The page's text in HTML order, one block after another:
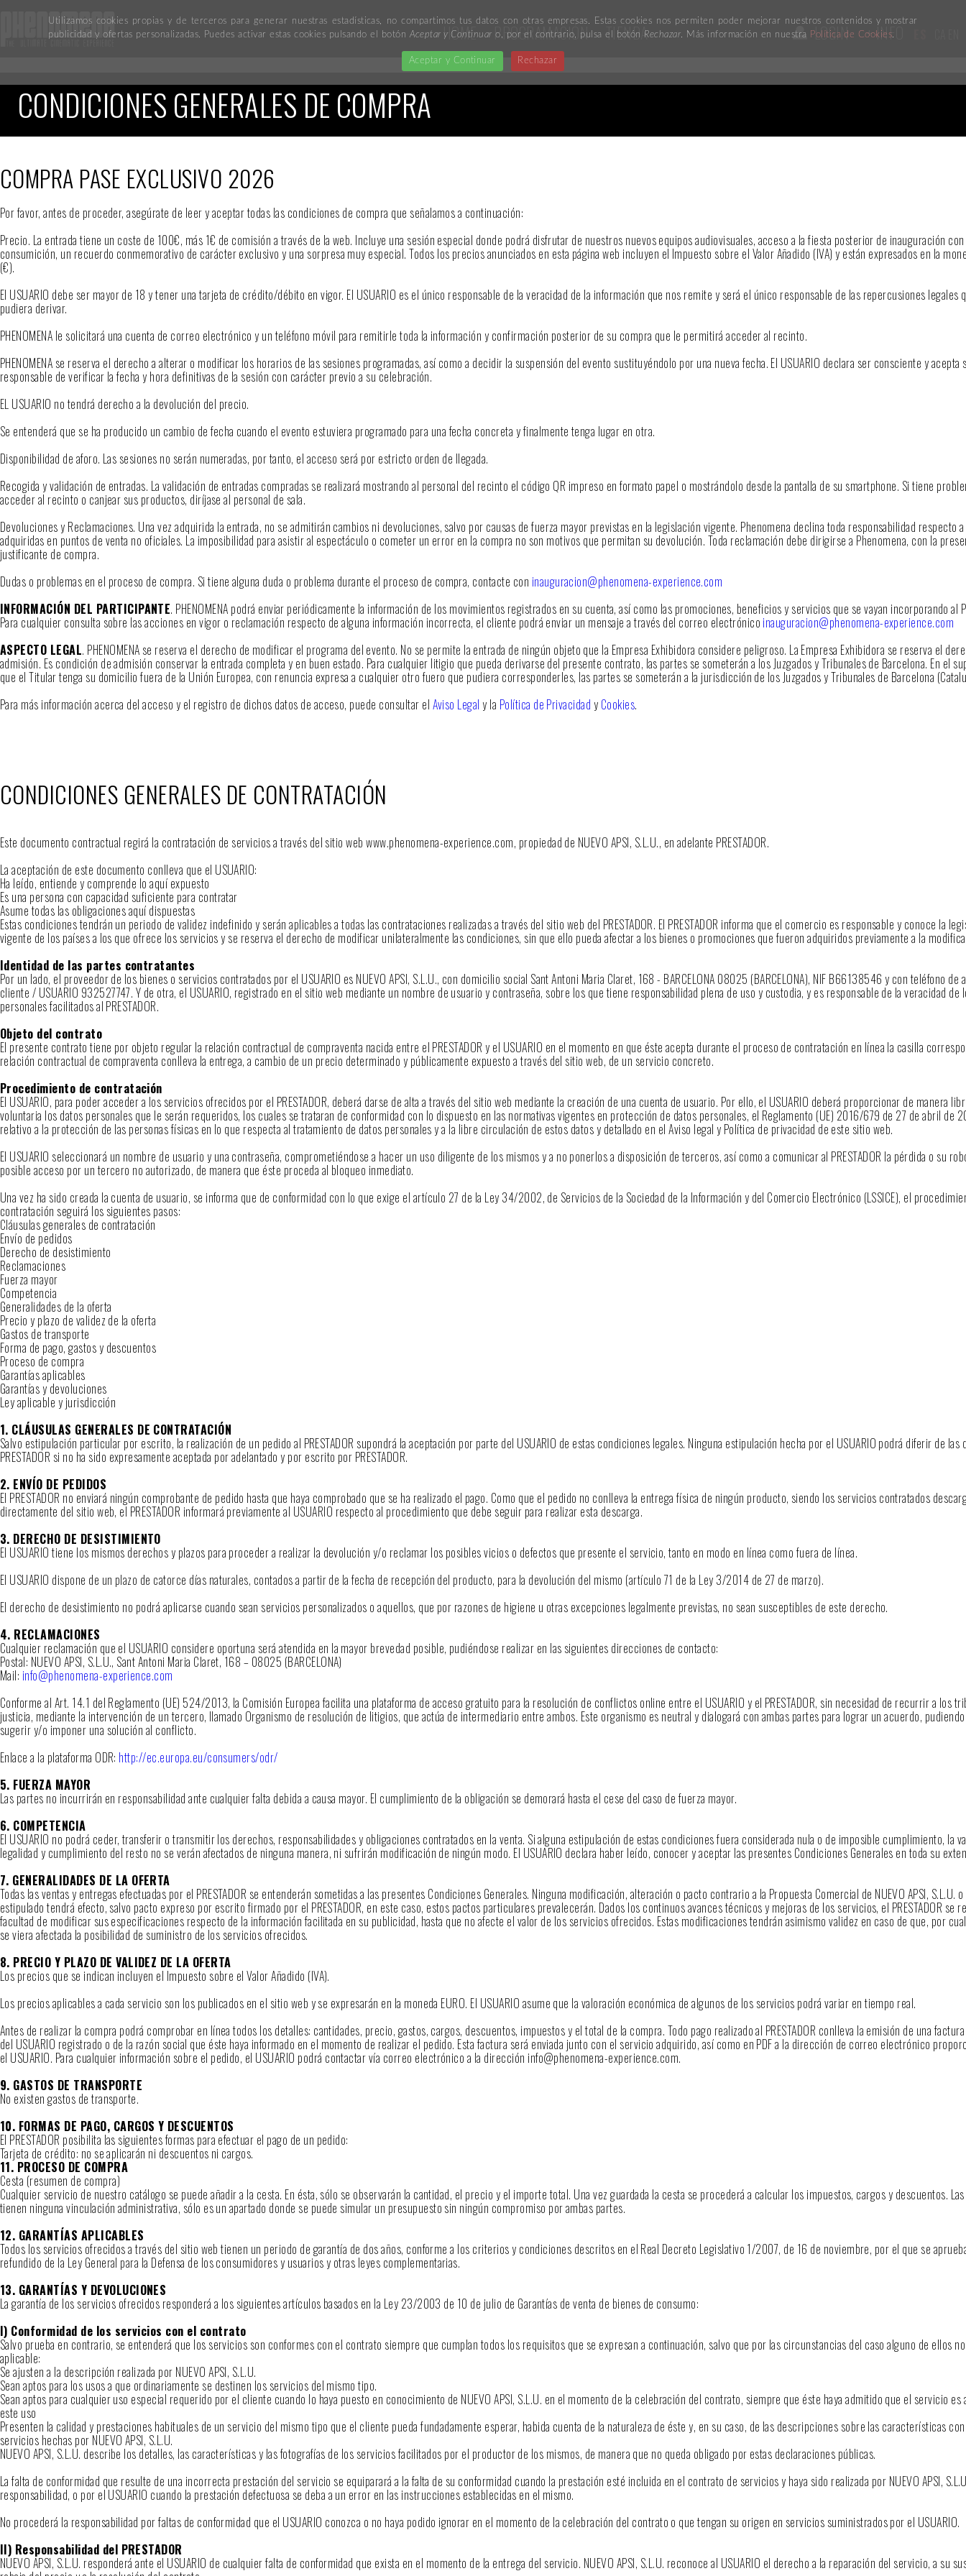
Utilizamos cookies propias y de terceros para generar nuestras estadísticas, no compartimos tus datos con otras empresas. Estas cookies nos permiten poder mejorar nuestros contenidos y mostrar
publicidad y ofertas personalizadas. Puedes activar estas cookies pulsando el botón Aceptar y Continuar o, por el contrario, pulsa el botón Rechazar . Más información en nuestra Política de Cookies
Aceptar y Continuar Rechazar
HOME PROGRAMACIÓN TIENDA LOGIN + INFO
CONDICIONES GENERALES DE COMPRA
COMPRA PASE EXCLUSIVO 2026
Por favor, antes de proceder, asegúrate de leer y aceptar todas las condiciones de compra que señalamos a continuación:
Precio. La entrada tiene un coste de 100€, más 1€ de comisión a través de la web. Incluye una sesión especial donde podrá disfrutar de nuestros nuevos equipos audiovisuales, acceso a la fiesta posterior de inauguración
consumición, un recuerdo conmemorativo de carácter exclusivo y una sorpresa muy especial. Todos los precios anunciados en esta página web incluyen el Impuesto sobre el Valor Añadido (IVA) y están expresados en la
(€).
El USUARIO debe ser mayor de 18 y tener una tarjeta de crédito/débito en vigor. El USUARIO es el único responsable de la veracidad de la información que nos remite y será el único responsable de las repercusiones legales
pudiera derivar.
PHENOMENA le solicitará una cuenta de correo electrónico y un teléfono móvil para remitirle toda la información y confirmación posterior de su compra que le permitirá acceder al recinto.
PHENOMENA se reserva el derecho a alterar o modificar los horarios de las sesiones programadas, así como a decidir la suspensión del evento sustituyéndolo por una nueva fecha. El USUARIO declara ser consciente y acepta
responsable de verificar la fecha y hora definitivas de la sesión con carácter previo a su celebración.
EL USUARIO no tendrá derecho a la devolución del precio.
Se entenderá que se ha producido un cambio de fecha cuando el evento estuviera programado para una fecha concreta y finalmente tenga lugar en otra.
Disponibilidad de aforo. Las sesiones no serán numeradas, por tanto, el acceso será por estricto orden de llegada.
Recogida y validación de entradas. La validación de entradas compradas se realizará mostrando al personal del recinto el código QR impreso en formato papel o mostrándolo desde la pantalla de su smartphone. Si tiene
acceder al recinto o canjear sus productos, diríjase al personal de sala.
Devoluciones y Reclamaciones. Una vez adquirida la entrada, no se admitirán cambios ni devoluciones, salvo por causas de fuerza mayor previstas en la legislación vigente. Phenomena declina toda responsabilidad respecto
adquiridas en puntos de venta no oficiales. La imposibilidad para asistir al espectáculo o cometer un error en la compra no son motivos que permitan su devolución. Toda reclamación debe dirigirse a Phenomena, con la
justificante de compra.
Dudas o problemas en el proceso de compra. Si tiene alguna duda o problema durante el proceso de compra, contacte con inauguracion@phenomena-experience.com
INFORMACIÓN DEL PARTICIPANTE. PHENOMENA podrá enviar periódicamente la información de los movimientos registrados en su cuenta, así como las promociones, beneficios y servicios que se vayan incorporando al
Para cualquier consulta sobre las acciones en vigor o reclamación respecto de alguna información incorrecta, el cliente podrá enviar un mensaje a través del correo electrónico inauguracion@phenomena-experience.com
ASPECTO LEGAL. PHENOMENA se reserva el derecho de modificar el programa del evento. No se permite la entrada de ningún objeto que la Empresa Exhibidora considere peligroso. La Empresa Exhibidora se reserva el
admisión. Es condición de admisión conservar la entrada completa y en buen estado. Para cualquier litigio que pueda derivarse del presente contrato, las partes se someterán a los Juzgados y Tribunales de Barcelona. En el
que el Titular tenga su domicilio fuera de la Unión Europea, con renuncia expresa a cualquier otro fuero que pudiera corresponderles, las partes se someterán a la jurisdicción de los Juzgados y Tribunales de Barcelona
Para más información acerca del acceso y el registro de dichos datos de acceso, puede consultar el Aviso Legal y la Política de Privacidad y Cookies.
CONDICIONES GENERALES DE CONTRATACIÓN
Este documento contractual regirá la contratación de servicios a través del sitio web www.phenomena-experience.com, propiedad de NUEVO APSI, S.L.U., en adelante PRESTADOR.
La aceptación de este documento conlleva que el USUARIO:
Ha leído, entiende y comprende lo aquí expuesto
Es una persona con capacidad suficiente para contratar
Asume todas las obligaciones aquí dispuestas
Estas condiciones tendrán un periodo de validez indefinido y serán aplicables a todas las contrataciones realizadas a través del sitio web del PRESTADOR. El PRESTADOR informa que el comercio es responsable y conoce la
vigente de los países a los que ofrece los servicios y se reserva el derecho de modificar unilateralmente las condiciones, sin que ello pueda afectar a los bienes o promociones que fueron adquiridos previamente a la
Identidad de las partes contratantes
Por un lado, el proveedor de los bienes o servicios contratados por el USUARIO es NUEVO APSI, S.L.U., con domicilio social Sant Antoni Maria Claret, 168 - BARCELONA 08025 (BARCELONA), NIF B66138546 y con teléfono de
cliente / USUARIO 932527747. Y de otra, el USUARIO, registrado en el sitio web mediante un nombre de usuario y contraseña, sobre los que tiene responsabilidad plena de uso y custodia, y es responsable de la veracidad de
personales facilitados al PRESTADOR.
Objeto del contrato
El presente contrato tiene por objeto regular la relación contractual de compraventa nacida entre el PRESTADOR y el USUARIO en el momento en que éste acepta durante el proceso de contratación en línea la casilla
relación contractual de compraventa conlleva la entrega, a cambio de un precio determinado y públicamente expuesto a través del sitio web, de un servicio concreto.
Procedimiento de contratación
El USUARIO, para poder acceder a los servicios ofrecidos por el PRESTADOR, deberá darse de alta a través del sitio web mediante la creación de una cuenta de usuario. Por ello, el USUARIO deberá proporcionar de manera
voluntaria los datos personales que le serán requeridos, los cuales se trataran de conformidad con lo dispuesto en las normativas vigentes en protección de datos personales, el Reglamento (UE) 2016/679 de 27 de abril de
relativo a la protección de las personas físicas en lo que respecta al tratamiento de datos personales y a la libre circulación de estos datos y detallado en el Aviso legal y Política de privacidad de este sitio web.
El USUARIO seleccionará un nombre de usuario y una contraseña, comprometiéndose a hacer un uso diligente de los mismos y a no ponerlos a disposición de terceros, así como a comunicar al PRESTADOR la pérdida o su
posible acceso por un tercero no autorizado, de manera que éste proceda al bloqueo inmediato.
Una vez ha sido creada la cuenta de usuario, se informa que de conformidad con lo que exige el artículo 27 de la Ley 34/2002, de Servicios de la Sociedad de la Información y del Comercio Electrónico (LSSICE), el
contratación seguirá los siguientes pasos:
Cláusulas generales de contratación
Envío de pedidos
Derecho de desistimiento
Reclamaciones
Fuerza mayor
Competencia
Generalidades de la oferta
Precio y plazo de validez de la oferta
Gastos de transporte
Forma de pago, gastos y descuentos
Proceso de compra
Garantías aplicables
Garantías y devoluciones
Ley aplicable y jurisdicción
1. CLÁUSULAS GENERALES DE CONTRATACIÓN
Salvo estipulación particular por escrito, la realización de un pedido al PRESTADOR supondrá la aceptación por parte del USUARIO de estas condiciones legales. Ninguna estipulación hecha por el USUARIO podrá diferir de las
PRESTADOR si no ha sido expresamente aceptada por adelantado y por escrito por PRESTADOR.
2. ENVÍO DE PEDIDOS
El PRESTADOR no enviará ningún comprobante de pedido hasta que haya comprobado que se ha realizado el pago. Como que el pedido no conlleva la entrega física de ningún producto, siendo los servicios contratados
directamente del sitio web, el PRESTADOR informará previamente al USUARIO respecto al procedimiento que debe seguir para realizar esta descarga.
3. DERECHO DE DESISTIMIENTO
El USUARIO tiene los mismos derechos y plazos para proceder a realizar la devolución y/o reclamar los posibles vicios o defectos que presente el servicio, tanto en modo en línea como fuera de línea.
El USUARIO dispone de un plazo de catorce días naturales, contados a partir de la fecha de recepción del producto, para la devolución del mismo (artículo 71 de la Ley 3/2014 de 27 de marzo).
El derecho de desistimiento no podrá aplicarse cuando sean servicios personalizados o aquellos, que por razones de higiene u otras excepciones legalmente previstas, no sean susceptibles de este derecho.
4. RECLAMACIONES
Cualquier reclamación que el USUARIO considere oportuna será atendida en la mayor brevedad posible, pudiéndose realizar en las siguientes direcciones de contacto:
Postal: NUEVO APSI, S.L.U., Sant Antoni Maria Claret, 168 – 08025 (BARCELONA)
Mail: info@phenomena-experience.com
Conforme al Art. 14.1 del Reglamento (UE) 524/2013, la Comisión Europea facilita una plataforma de acceso gratuito para la resolución de conflictos online entre el USUARIO y el PRESTADOR, sin necesidad de recurrir a los
justicia, mediante la intervención de un tercero, llamado Organismo de resolución de litigios, que actúa de intermediario entre ambos. Este organismo es neutral y dialogará con ambas partes para lograr un acuerdo,
sugerir y/o imponer una solución al conflicto.
Enlace a la plataforma ODR: http://ec.europa.eu/consumers/odr/
5. FUERZA MAYOR
Las partes no incurrirán en responsabilidad ante cualquier falta debida a causa mayor. El cumplimiento de la obligación se demorará hasta el cese del caso de fuerza mayor.
6. COMPETENCIA
El USUARIO no podrá ceder, transferir o transmitir los derechos, responsabilidades y obligaciones contratados en la venta. Si alguna estipulación de estas condiciones fuera considerada nula o de imposible cumplimiento, la
legalidad y cumplimiento del resto no se verán afectados de ninguna manera, ni sufrirán modificación de ningún modo. El USUARIO declara haber leído, conocer y aceptar las presentes Condiciones Generales en toda su
7. GENERALIDADES DE LA OFERTA
Todas las ventas y entregas efectuadas por el PRESTADOR se entenderán sometidas a las presentes Condiciones Generales. Ninguna modificación, alteración o pacto contrario a la Propuesta Comercial de NUEVO APSI, S.L.U.
estipulado tendrá efecto, salvo pacto expreso por escrito firmado por el PRESTADOR, en este caso, estos pactos particulares prevalecerán. Dados los continuos avances técnicos y mejoras de los servicios, el PRESTADOR se
facultad de modificar sus especificaciones respecto de la información facilitada en su publicidad, hasta que no afecte el valor de los servicios ofrecidos. Estas modificaciones tendrán asimismo validez en caso de que, por
se viera afectada la posibilidad de suministro de los servicios ofrecidos.
8. PRECIO Y PLAZO DE VALIDEZ DE LA OFERTA
Los precios que se indican incluyen el Impuesto sobre el Valor Añadido (IVA).
Los precios aplicables a cada servicio son los publicados en el sitio web y se expresarán en la moneda EURO. El USUARIO asume que la valoración económica de algunos de los servicios podrá variar en tiempo real.
Antes de realizar la compra podrá comprobar en línea todos los detalles: cantidades, precio, gastos, cargos, descuentos, impuestos y el total de la compra. Todo pago realizado al PRESTADOR conlleva la emisión de una
del USUARIO registrado o de la razón social que éste haya informado en el momento de realizar el pedido. Esta factura será enviada junto con el servicio adquirido, así como en PDF a la dirección de correo electrónico
el USUARIO. Para cualquier información sobre el pedido, el USUARIO podrá contactar vía correo electrónico a la dirección info@phenomena-experience.com.
9. GASTOS DE TRANSPORTE
No existen gastos de transporte.
10. FORMAS DE PAGO, CARGOS Y DESCUENTOS
El PRESTADOR posibilita las siguientes formas para efectuar el pago de un pedido:
Tarjeta de crédito: no se aplicarán ni descuentos ni cargos.
11. PROCESO DE COMPRA
Cesta (resumen de compra)
Cualquier servicio de nuestro catálogo se puede añadir a la cesta. En ésta, sólo se observarán la cantidad, el precio y el importe total. Una vez guardada la cesta se procederá a calcular los impuestos, cargos y descuentos.
tienen ninguna vinculación administrativa, sólo es un apartado donde se puede simular un presupuesto sin ningún compromiso por ambas partes.
12. GARANTÍAS APLICABLES
Todos los servicios ofrecidos a través del sitio web tienen un periodo de garantía de dos años, conforme a los criterios y condiciones descritos en el Real Decreto Legislativo 1/2007, de 16 de noviembre, por el que se
refundido de la Ley General para la Defensa de los consumidores y usuarios y otras leyes complementarias.
13. GARANTÍAS Y DEVOLUCIONES
La garantía de los servicios ofrecidos responderá a los siguientes artículos basados en la Ley 23/2003 de 10 de julio de Garantías de venta de bienes de consumo:
I) Conformidad de los servicios con el contrato
Salvo prueba en contrario, se entenderá que los servicios son conformes con el contrato siempre que cumplan todos los requisitos que se expresan a continuación, salvo que por las circunstancias del caso alguno de ellos
aplicable:
Se ajusten a la descripción realizada por NUEVO APSI, S.L.U.
Sean aptos para los usos a que ordinariamente se destinen los servicios del mismo tipo.
Sean aptos para cualquier uso especial requerido por el cliente cuando lo haya puesto en conocimiento de NUEVO APSI, S.L.U. en el momento de la celebración del contrato, siempre que éste haya admitido que el servicio es
este uso
Presenten la calidad y prestaciones habituales de un servicio del mismo tipo que el cliente pueda fundadamente esperar, habida cuenta de la naturaleza de éste y, en su caso, de las descripciones sobre las características
servicios hechas por NUEVO APSI, S.L.U.
NUEVO APSI, S.L.U. describe los detalles, las características y las fotografías de los servicios facilitados por el productor de los mismos, de manera que no queda obligado por estas declaraciones públicas.
La falta de conformidad que resulte de una incorrecta prestación del servicio se equiparará a la falta de su conformidad cuando la prestación esté incluida en el contrato de servicios y haya sido realizada por NUEVO APSI,
responsabilidad, o por el USUARIO cuando la prestación defectuosa se deba a un error en las instrucciones establecidas en el mismo.
No procederá la responsabilidad por faltas de conformidad que el USUARIO conozca o no haya podido ignorar en el momento de la celebración del contrato o que tengan su origen en servicios suministrados por el USUARIO.
II) Responsabilidad del PRESTADOR
NUEVO APSI, S.L.U. responderá ante el USUARIO de cualquier falta de conformidad que exista en el momento de la entrega del servicio. NUEVO APSI, S.L.U. reconoce al USUARIO el derecho a la reparación del servicio, a su